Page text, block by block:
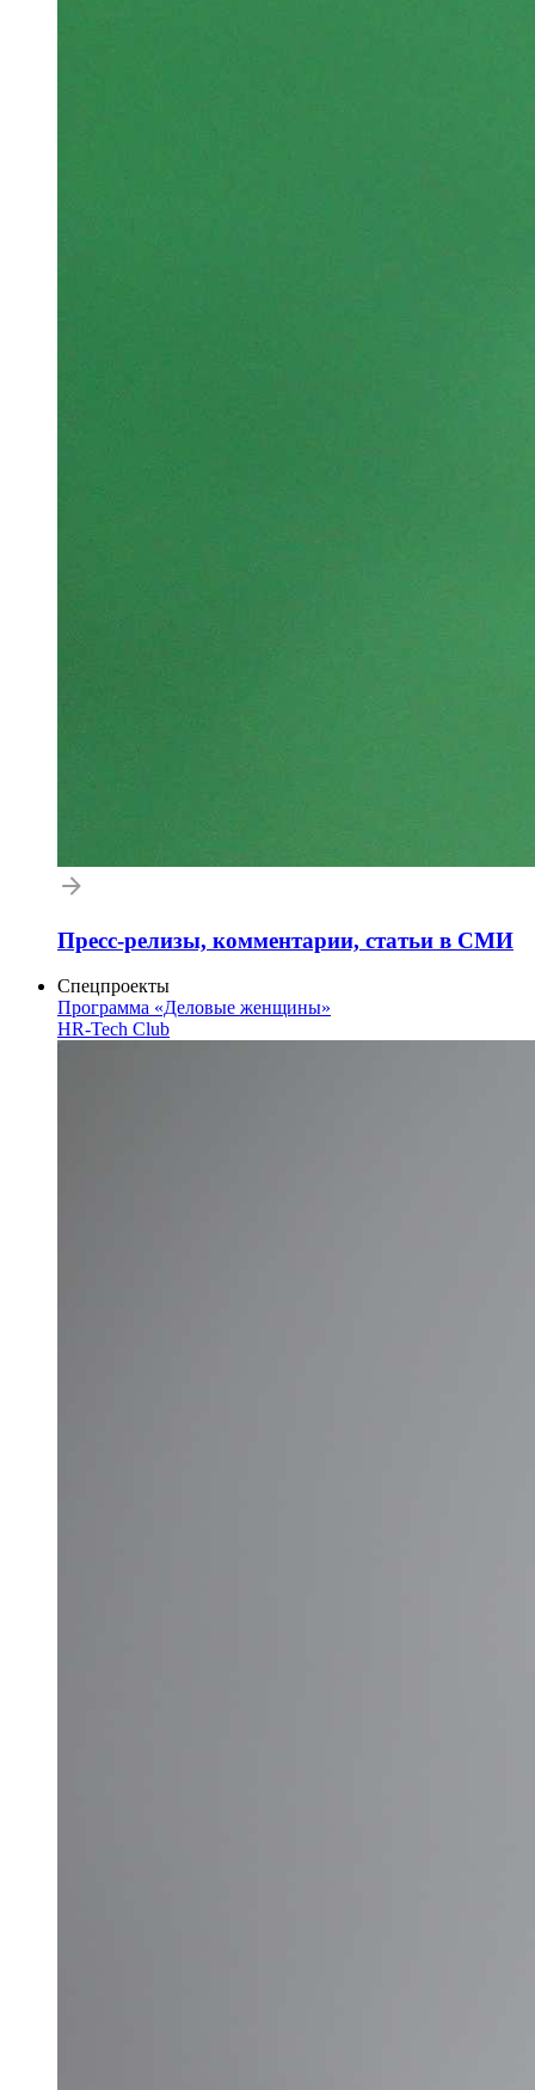
Пресс-релизы, комментарии, статьи в СМИ
Спецпроекты
Программа «Деловые женщины»
HR-Tech Club